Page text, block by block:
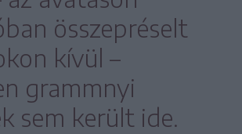
összepréselt
kívül –
grammnyi
sem került ide.